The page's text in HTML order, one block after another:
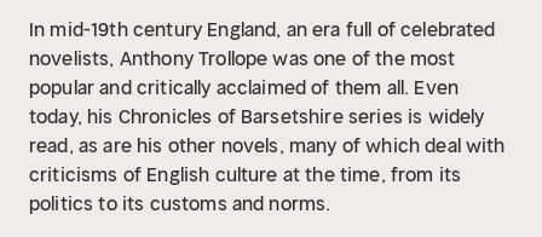
In mid-19th century England, an era full of celebrated
novelists, Anthony Trollope was one of the most
popular and critically acclaimed of them all. Even
today, his Chronicles of Barsetshire series is widely
read, as are his other novels, many of which deal with
criticisms of English culture at the time, from its
politics to its customs and norms.